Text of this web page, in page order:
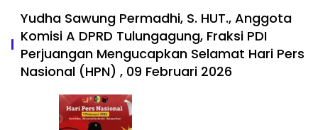
Yudha Sawung Permadhi, S. HUT., Anggota
Komisi A DPRD Tulungagung, Fraksi PDI
Perjuangan Mengucapkan Selamat Hari Pers
Nasional (HPN) , 09 Februari 2026